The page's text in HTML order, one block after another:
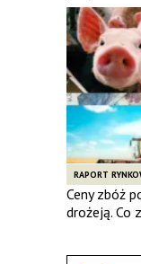
RAPORT
Ceny zbóż
drożeją. Co